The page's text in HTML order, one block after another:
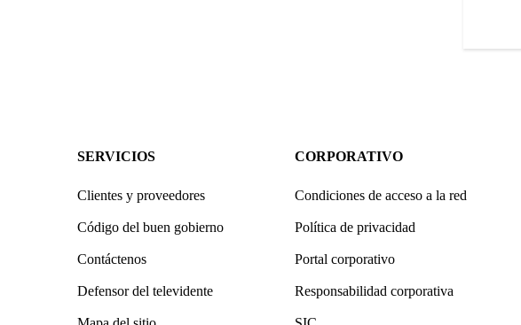
SERVICIOS
Clientes y proveedores
Código del buen gobierno
Contáctenos
Defensor del televidente
CORPORATIVO
Condiciones de acceso a la red
Política de privacidad
Portal corporativo
Responsabilidad corporativa